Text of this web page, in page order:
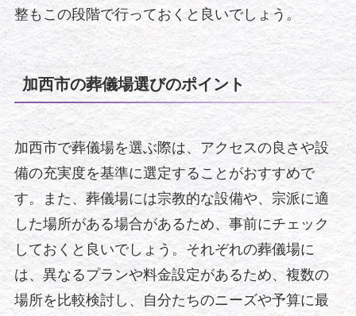
整もこの段階で行っておくと良いでしょう。
加西市の葬儀場選びのポイント
加西市で葬儀場を選ぶ際は、アクセスの良さや設
備の充実度を基準に選定することがおすすめで
す。また、葬儀場には宗教的な設備や、宗派に適
した場所がある場合があるため、事前にチェック
しておくと良いでしょう。それぞれの葬儀場に
は、異なるプランや料金設定があるため、複数の
場所を比較検討し、自分たちのニーズや予算に最